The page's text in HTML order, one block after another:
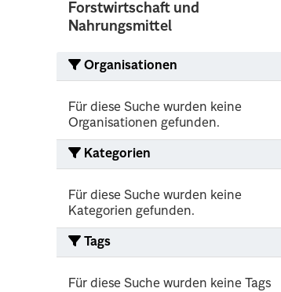
Forstwirtschaft und
Nahrungsmittel
Organisationen
Für diese Suche wurden keine
Organisationen gefunden.
Kategorien
Für diese Suche wurden keine
Kategorien gefunden.
Tags
Für diese Suche wurden keine Tags